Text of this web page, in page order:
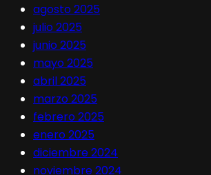
agosto 2025
julio 2025
junio 2025
mayo 2025
abril 2025
marzo 2025
febrero 2025
enero 2025
diciembre 2024
noviembre 2024